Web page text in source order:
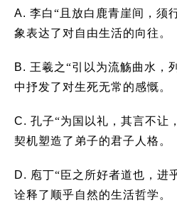
A. 李白“且放白鹿青崖间，须
象表达了对自由生活的向往。
B. 王羲之“引以为流觞曲水，
中抒发了对生死无常的感慨。
C. 孔子“为国以礼，其言不让
契机塑造了弟子的君子人格。
D. 庖丁“臣之所好者道也，进
诠释了顺乎自然的生活哲学。